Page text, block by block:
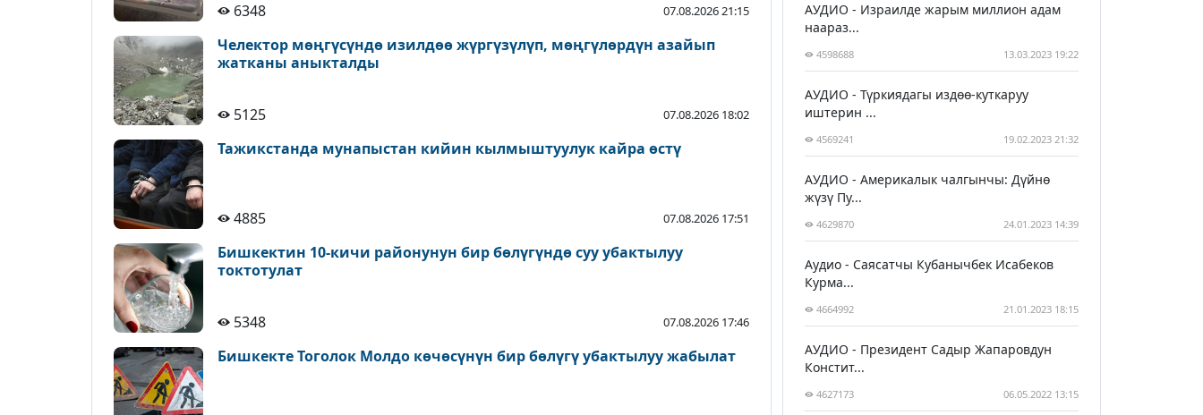
6348 07.08.2026 21:15
Челектор мөңгүсүндө изилдөө жүргүзүлүп, мөңгүлөрдүн азайып
жатканы аныкталды
5125 07.08.2026 18:02
Тажикстанда мунапыстан кийин кылмыштуулук кайра өстү
4885 07.08.2026 17:51
Бишкектин 10-кичи районунун бир бөлүгүндө суу убактылуу
токтотулат
5348 07.08.2026 17:46
Бишкекте Тоголок Молдо көчөсүнүн бир бөлүгү убактылуу жабылат
АУДИО - Израилде жарым миллион адам
наараз...
4598688 13.03.2023 19:22
АУДИО - Түркиядагы издөө-куткаруу
иштерин ...
4569241 19.02.2023 21:32
АУДИО - Америкалык чалгынчы: Дүйнө
жүзү Пу...
4629870 24.01.2023 14:39
Аудио - Саясатчы Кубанычбек Исабеков
Курма...
4664992 21.01.2023 18:15
АУДИО - Президент Садыр Жапаровдун
Констит...
4627173 06.05.2022 13:15